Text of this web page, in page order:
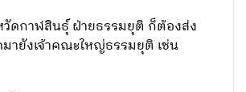
ดกาฬสินธุ์ ฝ่ายธรรมยุติ ก็ต้องส่ง
มายังเจ้าคณะใหญ่ธรรมยุติ เช่น